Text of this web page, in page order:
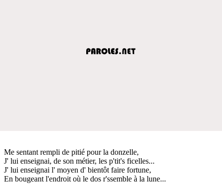
Me sentant rempli de pitié pour la donzelle,
J' lui enseignai, de son métier, les p'tit's ficelles...
J' lui enseignai l' moyen d' bientôt faire fortune,
En bougeant l'endroit où le dos r'ssemble à la lune...